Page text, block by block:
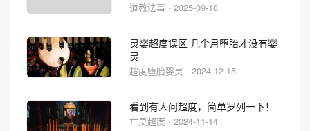
道教法事 · 2025-09-18
灵婴超度误区 几个月堕胎才没有婴
灵
超度堕胎婴灵 · 2024-12-15
看到有人问超度，简单罗列一下！
亡灵超度 · 2024-11-14